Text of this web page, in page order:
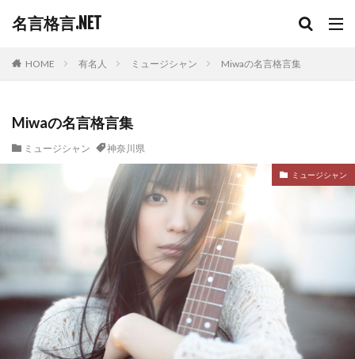
名言格言.NET
HOME 有名人 ミュージシャン Miwaの名言格言集
Miwaの名言格言集
ミュージシャン 神奈川県
ミュージシャン